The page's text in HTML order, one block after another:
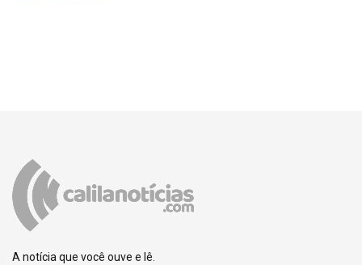
A notícia que você ouve e lê.